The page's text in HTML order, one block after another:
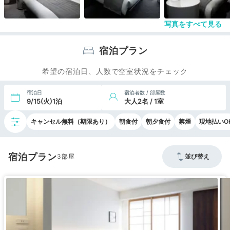
写真をすべて見る
宿泊プラン
希望の宿泊日、人数で空室状況をチェック
宿泊日
9/15(火)1泊
宿泊者数 / 部屋数
大人2名 / 1室
キャンセル無料（期限あり） 朝食付 朝夕食付 禁煙 現地払い
宿泊プラン3 並び替え